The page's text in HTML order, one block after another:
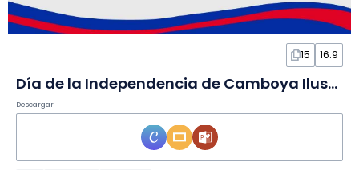
15 16:9
Día de la Independencia de Camboya Ilustrado y Divertido en Diapositivas
Descargar